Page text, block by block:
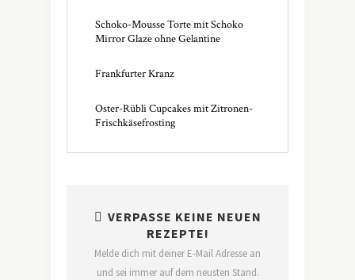
Schoko-Mousse Torte mit Schoko
Mirror Glaze ohne Gelantine
Frankfurter Kranz
Oster-Rübli Cupcakes mit Zitronen-
Frischkäsefrosting
VERPASSE KEINE NEUEN
REZEPTE!
Melde dich mit deiner E-Mail Adresse an
und sei immer auf dem neusten Stand.